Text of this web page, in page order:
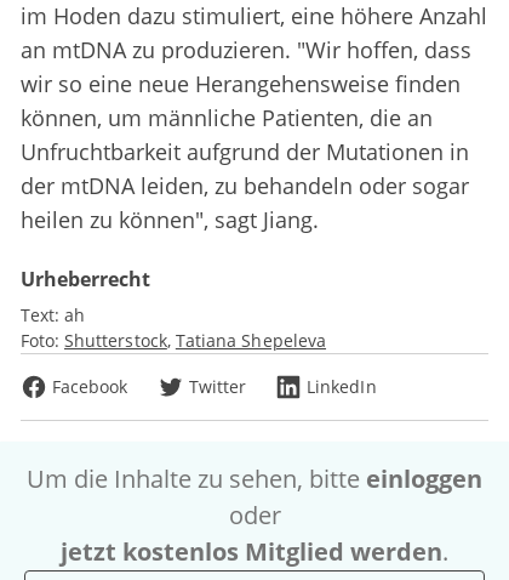
im Hoden dazu stimuliert, eine höhere Anzahl
an mtDNA zu produzieren. "Wir hoffen, dass
wir so eine neue Herangehensweise finden
können, um männliche Patienten, die an
Unfruchtbarkeit aufgrund der Mutationen in
der mtDNA leiden, zu behandeln oder sogar
heilen zu können", sagt Jiang.
Urheberrecht
Text: ah
Foto: Shutterstock Tatiana Shepeleva
Facebook
Twitter LinkedIn
Um die Inhalte zu sehen, bitte einloggen
oder
jetzt kostenlos Mitglied werden.